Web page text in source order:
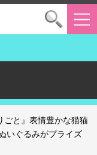
ごと』表情豊かな猫猫
いぐるみがプライズ